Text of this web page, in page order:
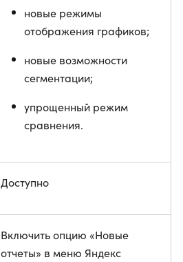
новые режимы
отображения графиков;
новые возможности
сегментации;
упрощенный режим
сравнения.
Доступно
Включить опцию «Новые
отчеты» в меню Яндекс